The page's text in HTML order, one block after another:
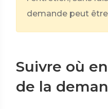
demande peut être
Suivre où
de la